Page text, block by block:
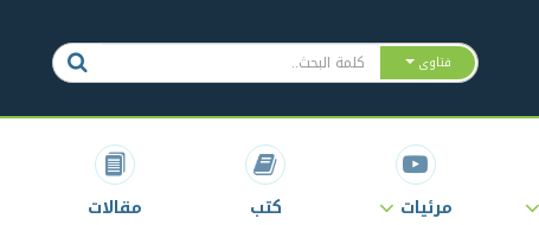
فتاوى
مرئيات كتب مقالات